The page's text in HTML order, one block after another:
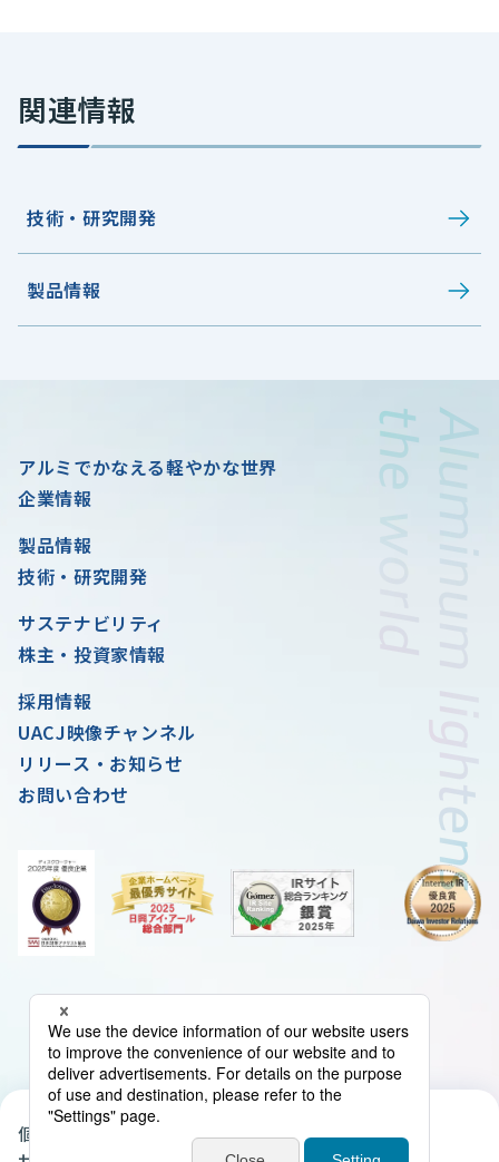
関連情報
技術・研究開発
製品情報
アルミでかなえる軽やかな世界
企業情報
製品情報
技術・研究開発
サステナビリティ
株主・投資家情報
採用情報
UACJ映像チャンネル
リリース・お知らせ
お問い合わせ
個人情報の取扱いについてクッキーポリシー